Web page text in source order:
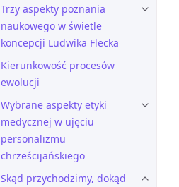
Trzy aspekty poznania
naukowego w świetle
koncepcji Ludwika Flecka
Kierunkowość procesów
ewolucji
Wybrane aspekty etyki
medycznej w ujęciu
personalizmu
chrześcijańskiego
Skąd przychodzimy, dokąd